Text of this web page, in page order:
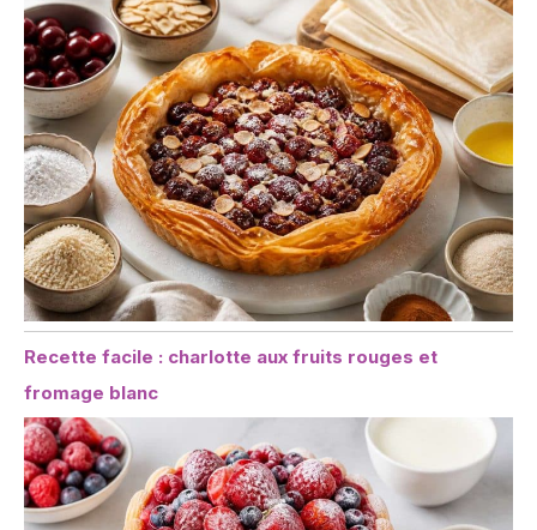
Recette facile : charlotte aux fruits rouges et
fromage blanc